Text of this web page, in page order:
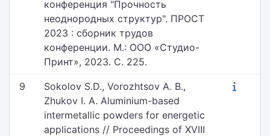
конференция "Прочность
неоднородных структур". ПРОСТ
2023 : сборник трудов
конференции. М.: ООО «Студио-
Принт», 2023. С. 225.
9
Sokolov S.D., Vorozhtsov A. B.,
Zhukov I. A. Aluminium-based
intermetallic powders for energetic
applications // Proceedings of XVIII